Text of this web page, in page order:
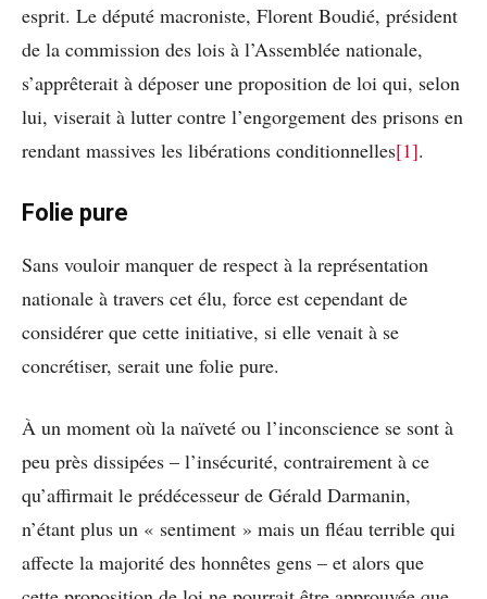
esprit. Le député macroniste, Florent Boudié, président
de la commission des lois à l’Assemblée nationale,
s’apprêterait à déposer une proposition de loi qui, selon
lui, viserait à lutter contre l’engorgement des prisons en
rendant massives les libérations conditionnelles[1].
Folie pure
Sans vouloir manquer de respect à la représentation
nationale à travers cet élu, force est cependant de
considérer que cette initiative, si elle venait à se
concrétiser, serait une folie pure.
À un moment où la naïveté ou l’inconscience se sont à
peu près dissipées – l’insécurité, contrairement à ce
qu’affirmait le prédécesseur de Gérald Darmanin,
n’étant plus un « sentiment » mais un fléau terrible qui
affecte la majorité des honnêtes gens – et alors que